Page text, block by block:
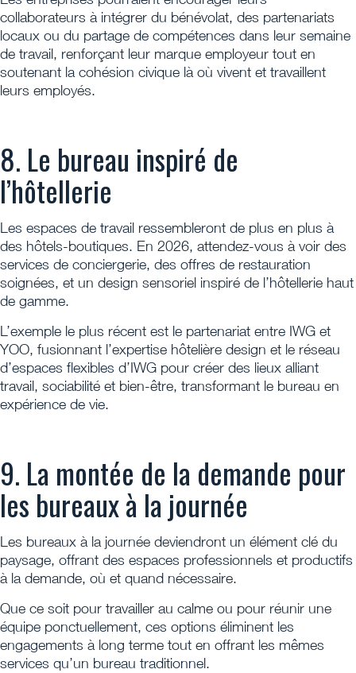
collaborateurs à intégrer du bénévolat, des partenariats
locaux ou du partage de compétences dans leur semaine
de travail, renforçant leur marque employeur tout en
soutenant la cohésion civique là où vivent et travaillent
leurs employés.
8. Le bureau inspiré de
l’hôtellerie
Les espaces de travail ressembleront de plus en plus à
des hôtels-boutiques. En 2026, attendez-vous à voir des
services de conciergerie, des offres de restauration
soignées, et un design sensoriel inspiré de l’hôtellerie haut
de gamme.
L’exemple le plus récent est le partenariat entre IWG et
YOO, fusionnant l’expertise hôtelière design et le réseau
d’espaces flexibles d’IWG pour créer des lieux alliant
travail, sociabilité et bien-être, transformant le bureau en
expérience de vie.
9. La montée de la demande pour
les bureaux à la journée
Les bureaux à la journée deviendront un élément clé du
paysage, offrant des espaces professionnels et productifs
à la demande, où et quand nécessaire.
Que ce soit pour travailler au calme ou pour réunir une
équipe ponctuellement, ces options éliminent les
engagements à long terme tout en offrant les mêmes
services qu’un bureau traditionnel.